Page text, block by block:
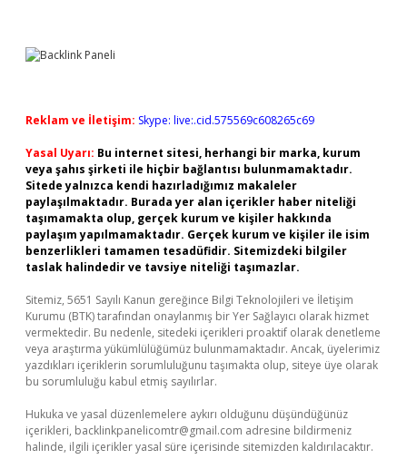
Reklam ve İletişim: Skype: live:.cid.575569c608265c69
Yasal Uyarı: Bu internet sitesi, herhangi bir marka, kurum
veya şahıs şirketi ile hiçbir bağlantısı bulunmamaktadır.
Sitede yalnızca kendi hazırladığımız makaleler
paylaşılmaktadır. Burada yer alan içerikler haber niteliği
taşımamakta olup, gerçek kurum ve kişiler hakkında
paylaşım yapılmamaktadır. Gerçek kurum ve kişiler ile isim
benzerlikleri tamamen tesadüfidir. Sitemizdeki bilgiler
taslak halindedir ve tavsiye niteliği taşımazlar.
Sitemiz, 5651 Sayılı Kanun gereğince Bilgi Teknolojileri ve İletişim
Kurumu (BTK) tarafından onaylanmış bir Yer Sağlayıcı olarak hizmet
vermektedir. Bu nedenle, sitedeki içerikleri proaktif olarak denetleme
veya araştırma yükümlülüğümüz bulunmamaktadır. Ancak, üyelerimiz
yazdıkları içeriklerin sorumluluğunu taşımakta olup, siteye üye olarak
bu sorumluluğu kabul etmiş sayılırlar.
Hukuka ve yasal düzenlemelere aykırı olduğunu düşündüğünüz
içerikleri, backlinkpanelicomtr@gmail.com adresine bildirmeniz
halinde, ilgili içerikler yasal süre içerisinde sitemizden kaldırılacaktır.